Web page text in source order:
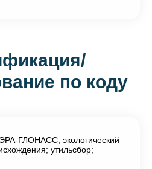
по коду
ГЛОНАСС; экологический
утильсбор;